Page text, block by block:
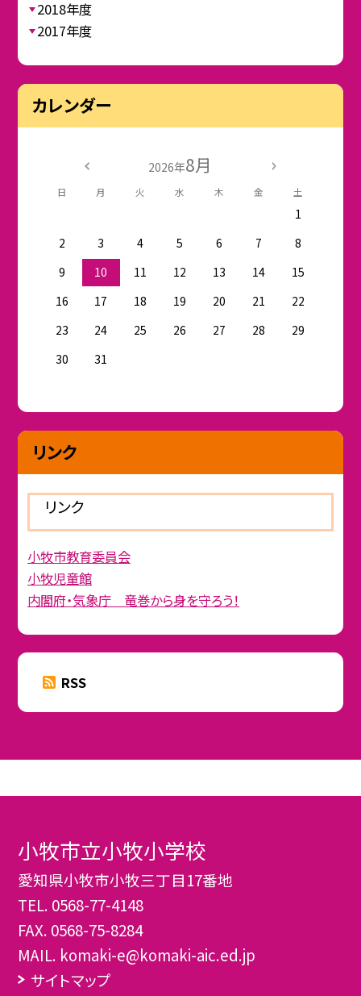
2018年度
2017年度
カレンダー
2026年8月
日 月 火 水 木 金 土
1
2
3 4 5 6 7
8
9
10 11 12 13 14
15
16
17 18 19 20 21
22
23
24 25 26 27 28
29
30
31
リンク
リンク
小牧市教育委員会
小牧児童館
内閣府・気象庁 竜巻から身を守ろう！
RSS
小牧市立小牧小学校
愛知県小牧市小牧三丁目17番地
TEL. 0568-77-4148
FAX. 0568-75-8284
MAIL. komaki-e@komaki-aic.ed.jp
サイトマップ